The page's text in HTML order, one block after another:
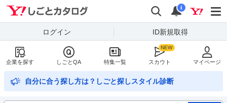
検索
通知
i
ログイン ID新規取得
企業を探す しごとQA 特集一覧 スカウト マイページ
自分に合う探し方は？しごと探しスタイル診断